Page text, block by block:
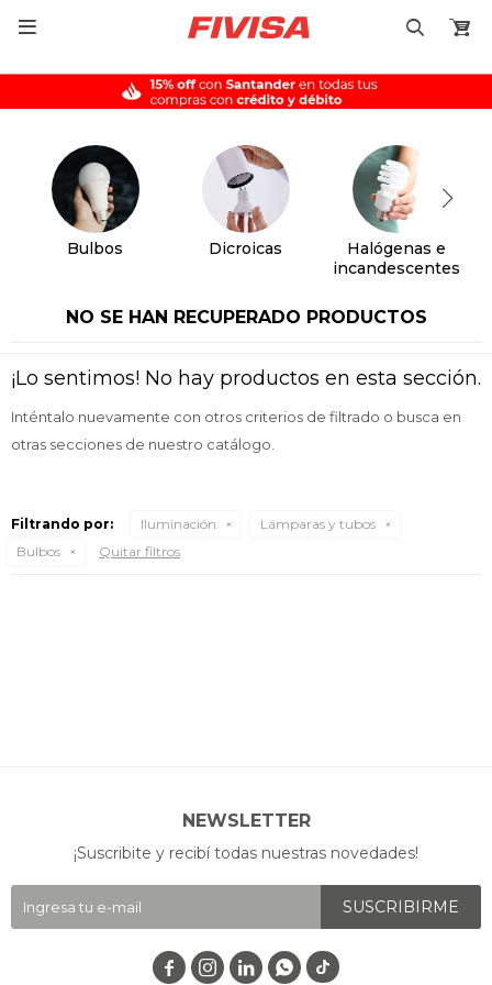

Bulbos Dicroicas
Halógenas e
incandescentes
NO SE HAN RECUPERADO PRODUCTOS
¡Lo sentimos! No hay productos en esta sección.
Inténtalo nuevamente con otros criterios de filtrado o busca en
otras secciones de nuestro catálogo.
Filtrando por: Iluminación
Lámparas y tubos
Bulbos
Quitar filtros
NEWSLETTER
¡Suscribite y recibí todas nuestras novedades!
SUSCRIBIRME
   